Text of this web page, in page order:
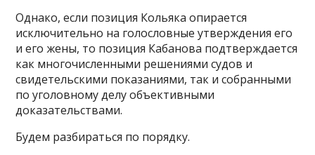
Однако, если позиция Кольяка опирается
исключительно на голословные утверждения его
и его жены, то позиция Кабанова подтверждается
как многочисленными решениями судов и
свидетельскими показаниями, так и собранными
по уголовному делу объективными
доказательствами.
Будем разбираться по порядку.